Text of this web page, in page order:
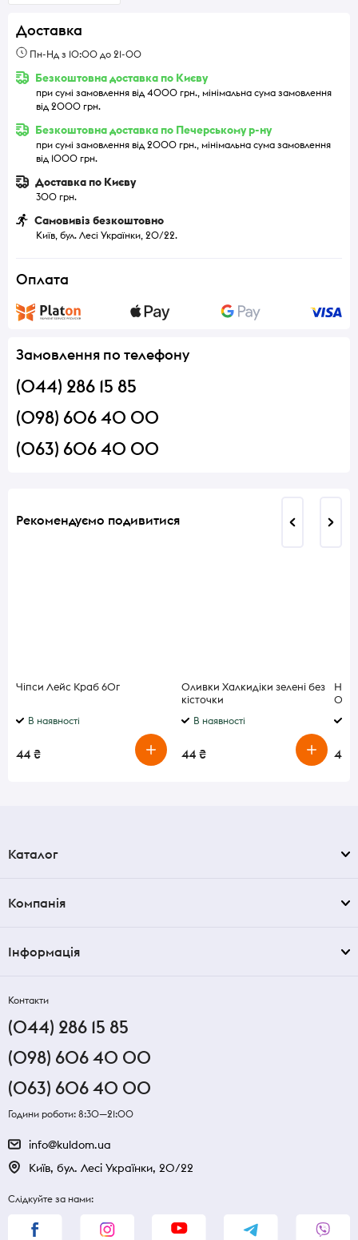
Доставка
Пн-Нд з 10:00 до 21-00
Безкоштовна доставка по Києву
при сумі замовлення від 4000 грн., мінімальна сума замовлення
від 2000 грн.
Безкоштовна доставка по Печерському р-ну
при сумі замовлення від 2000 грн., мінімальна сума замовлення
від 1000 грн.
Доставка по Києву
300 грн.
Самовивіз безкоштовно
Київ, бул. Лесі Українки, 20/22.
Оплата
Замовлення по телефону
(044) 286 15 85
(098) 606 40 00
(063) 606 40 00
Рекомендуємо подивитися
Чіпси Лейс Краб 60г
В наявності
44 ₴
Оливки Халкидіки зелені без
кісточки
В наявності
44 ₴
0.75
44 ₴
Каталог
Компанія
Інформація
Контакти
(044) 286 15 85
(098) 606 40 00
(063) 606 40 00
Години роботи: 8:30—21:00
info@kuldom.ua
Київ, бул. Лесі Українки, 20/22
Слідкуйте за нами: